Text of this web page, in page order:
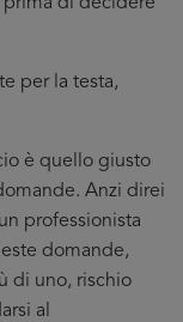
per la testa,
è quello giusto
Anzi direi
professionista
domande,
di uno, rischio
al